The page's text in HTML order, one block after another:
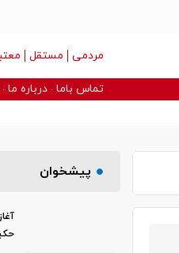
مردمی مستقل
تماس باما درباره ما
پیشخوان